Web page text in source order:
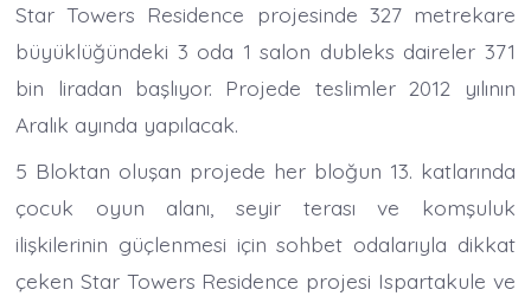
Star Towers Residence projesinde 327 metrekare
büyüklüğündeki 3 oda 1 salon dubleks daireler 371
bin liradan başlıyor. Projede teslimler 2012 yılının
Aralık ayında yapılacak.
5 Bloktan oluşan projede her bloğun 13. katlarında
çocuk oyun alanı, seyir terası ve komşuluk
ilişkilerinin güçlenmesi için sohbet odalarıyla dikkat
çeken Star Towers Residence projesi Ispartakule ve